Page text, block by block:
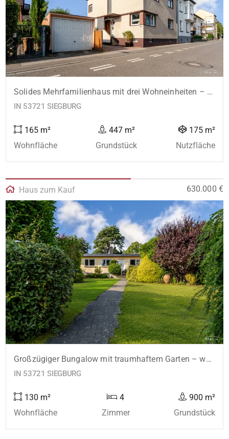
Solides Mehrfamilienhaus mit drei Wohneinheiten – Kapitalanlage mit Entwicklungspotenzial
IN 53721 SIEGBURG
165 m²
Wohnfläche
447 m²
Grundstück
175 m²
Nutzfläche
Haus zum Kauf 630.000 €
Großzügiger Bungalow mit traumhaftem Garten – wohnen in zentraler Lage von Siegburg
IN 53721 SIEGBURG
130 m²
Wohnfläche
4
Zimmer
900 m²
Grundstück